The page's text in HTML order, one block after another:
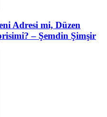
Adresi mi, Düzen
– Şemdin Şimşir